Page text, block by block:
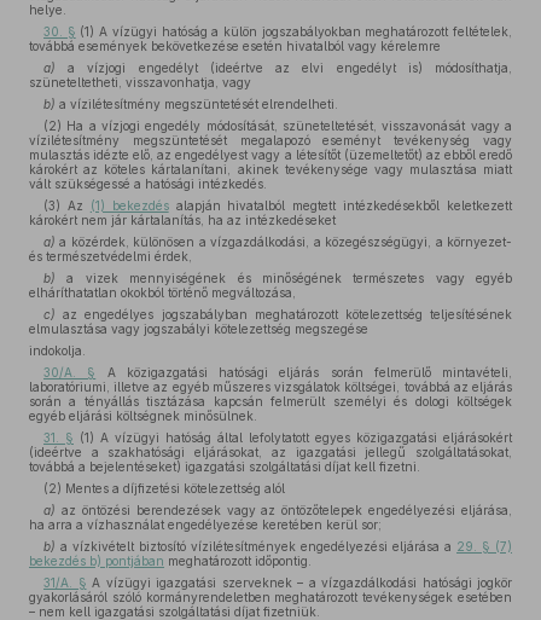
helye.
30. § (1) A vízügyi hatóság a külön jogszabályokban meghatározott feltételek,
továbbá események bekövetkezése esetén hivatalból vagy kérelemre
a) a vízjogi engedélyt (ideértve az elvi engedélyt is) módosíthatja,
szüneteltetheti, visszavonhatja, vagy
b) a vízilétesítmény megszüntetését elrendelheti.
(2) Ha a vízjogi engedély módosítását, szüneteltetését, visszavonását vagy a
vízilétesítmény megszüntetését megalapozó eseményt tevékenység vagy
mulasztás idézte elő, az engedélyest vagy a létesítőt (üzemeltetőt) az ebből eredő
károkért az köteles kártalanítani, akinek tevékenysége vagy mulasztása miatt
vált szükségessé a hatósági intézkedés.
(3) Az
(1) bekezdésalapján hivatalból megtett intézkedésekből keletkezett
károkért nem jár kártalanítás, ha az intézkedéseket
a) a közérdek, különösen a vízgazdálkodási, a közegészségügyi, a környezet-
és természetvédelmi érdek,
b) a vizek mennyiségének és minőségének természetes vagy egyéb
elháríthatatlan okokból történő megváltozása,
c) az engedélyes jogszabályban meghatározott kötelezettség teljesítésének
elmulasztása vagy jogszabályi kötelezettség megszegése
indokolja.
30/A. §
A közigazgatási hatósági eljárás során felmerülő mintavételi,
laboratóriumi, illetve az egyéb műszeres vizsgálatok költségei, továbbá az eljárás
során a tényállás tisztázása kapcsán felmerült személyi és dologi költségek
egyéb eljárási költségnek minősülnek.
31. § (1) A vízügyi hatóság által lefolytatott egyes közigazgatási eljárásokért
(ideértve a szakhatósági eljárásokat, az igazgatási jellegű szolgáltatásokat,
továbbá a bejelentéseket) igazgatási szolgáltatási díjat kell fizetni.
(2) Mentes a díjfizetési kötelezettség alól
a) az öntözési berendezések vagy az öntözőtelepek engedélyezési eljárása,
ha arra a vízhasználat engedélyezése keretében kerül sor;
b) a vízkivételt biztosító vízilétesítmények engedélyezési eljárása a 29. § (7)
bekezdés b) pontjában meghatározott időpontig.
31/A. § A vízügyi igazgatási szerveknek – a vízgazdálkodási hatósági jogkör
gyakorlásáról szóló kormányrendeletben meghatározott tevékenységek esetében
– nem kell igazgatási szolgáltatási díjat fizetniük.